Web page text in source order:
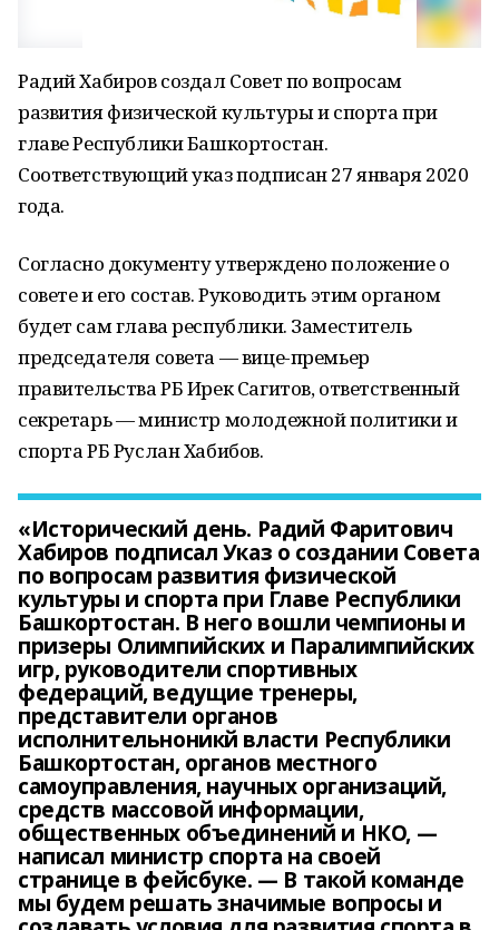
Радий Хабиров создал Совет по вопросам
развития физической культуры и спорта при
главе Республики Башкортостан.
Соответствующий указ подписан 27 января 2020
года.
Согласно документу утверждено положение о
совете и его состав. Руководить этим органом
будет сам глава республики. Заместитель
председателя совета — вице-премьер
правительства РБ Ирек Сагитов, ответственный
секретарь — министр молодежной политики и
спорта РБ Руслан Хабибов.
«Исторический день. Радий Фаритович
Хабиров подписал Указ о создании Совета
по вопросам развития физической
культуры и спорта при Главе Республики
Башкортостан. В него вошли чемпионы и
призеры Олимпийских и Паралимпийских
игр, руководители спортивных
федераций, ведущие тренеры,
представители органов
исполнительноникй власти Республики
Башкортостан, органов местного
самоуправления, научных организаций,
средств массовой информации,
общественных объединений и НКО, —
написал министр спорта на своей
странице в фейсбуке. — В такой команде
мы будем решать значимые вопросы и